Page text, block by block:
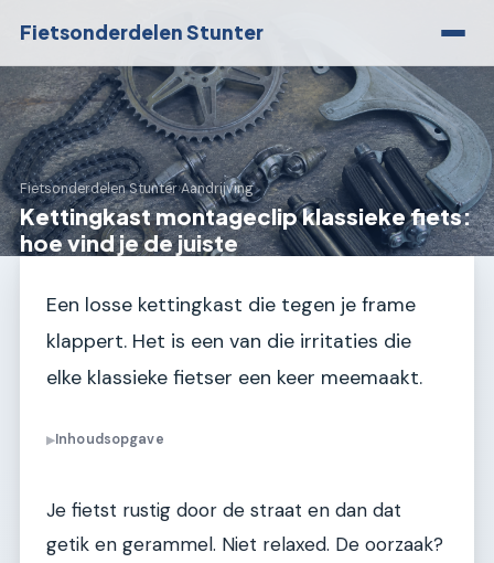
Fietsonderdelen Stunter
Fietsonderdelen Stunter›Aandrijving
Kettingkast montageclip klassieke fiets:
hoe vind je de juiste
Een losse kettingkast die tegen je frame
klappert. Het is een van die irritaties die
elke klassieke fietser een keer meemaakt.
▶Inhoudsopgave
Je fietst rustig door de straat en dan dat
getik en gerammel. Niet relaxed. De oorzaak?